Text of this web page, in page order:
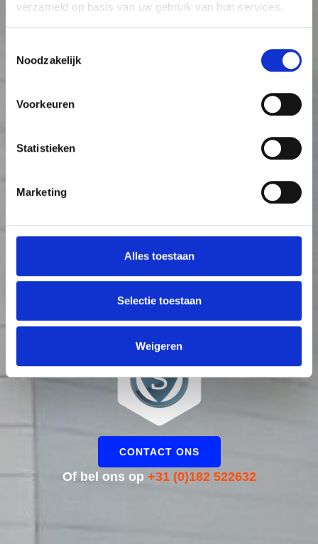
verzameld op basis van uw gebruik van hun services.
Noodzakelijk
Voorkeuren
Statistieken
Marketing
Alles toestaan
Selectie toestaan
Weigeren
Vragen? Contact ons direct
CONTACT ONS
Of bel ons op +31 (0)182 522632